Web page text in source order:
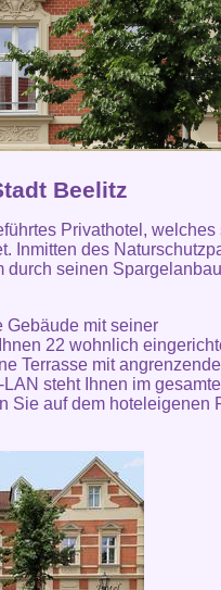
Beelitz
Privathotel, welches
Inmitten des
durch seinen
Gebäude mit seiner
22 wohnlich
Terrasse mit
steht Ihnen im
Sie auf dem hoteleigenen